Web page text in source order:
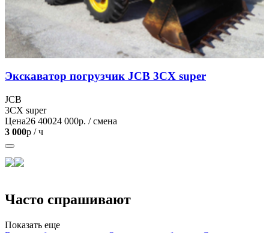
Экскаватор погрузчик JCB 3CX super
JCB
3CX super
Цена26 40024 000р. / смена
3 000р / ч
Часто спрашивают
Показать еще